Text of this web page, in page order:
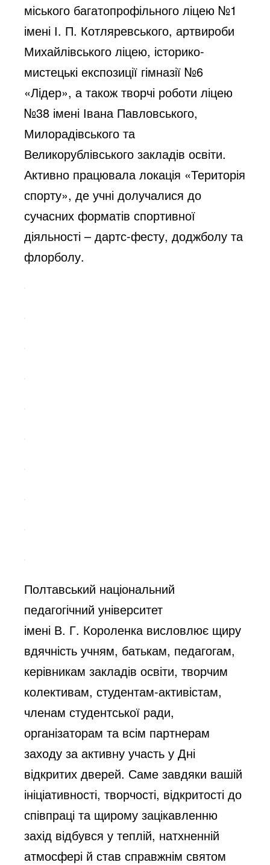
міського багатопрофільного ліцею №1
імені І. П. Котляревського, артвироби
Михайлівського ліцею, історико-
мистецькі експозиції гімназії №6
«Лідер», а також творчі роботи ліцею
№38 імені Івана Павловського,
Милорадівського та
Великорублівського закладів освіти.
Активно працювала локація «Територія
спорту», де учні долучалися до
сучасних форматів спортивної
діяльності – дартс-фесту, доджболу та
флорболу.
Полтавський національний
педагогічний університет
імені В. Г. Короленка висловлює щиру
вдячність учням, батькам, педагогам,
керівникам закладів освіти, творчим
колективам, студентам-активістам,
членам студентської ради,
організаторам та всім партнерам
заходу за активну участь у Дні
відкритих дверей. Саме завдяки вашій
ініціативності, творчості, відкритості до
співпраці та щирому зацікавленню
захід відбувся у теплій, натхненній
атмосфері й став справжнім святом